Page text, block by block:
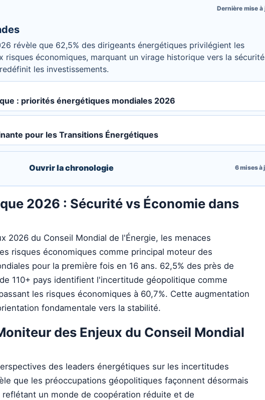
Dernière mise à
révèle que 62,5% des dirigeants énergétiques privilégient les
risques économiques, marquant un virage historique vers la
les investissements.
: priorités énergétiques mondiales 2026
pour les Transitions Énergétiques
Ouvrir la chronologie 6mises à
2026 : Sécurité vs Économie dans
2026 du Conseil Mondial de l'Énergie, les menaces
risques économiques comme principal moteur des
pour la première fois en 16 ans. 62,5% des près de
110+ pays identifient l'incertitude géopolitique comme
les risques économiques à 60,7%. Cette augmentation
fondamentale vers la stabilité.
des Enjeux du Conseil Mondial
des leaders énergétiques sur les incertitudes
que les préoccupations géopolitiques façonnent désormais
un monde de coopération réduite et de